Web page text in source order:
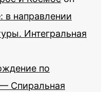
направлении
Интегральная
по
Спиральная